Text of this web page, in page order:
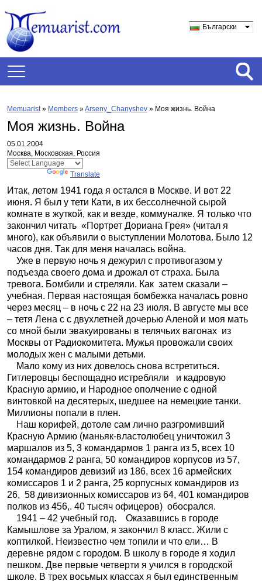
Български
Memuarist» Members »Arseny_Chanyshev » Моя жизнь. Война
Моя жизнь. Война
05.01.2004
Москва, Московская, Россия
Translate
Итак, летом 1941 года я остался в Москве. И вот 22
июня. Я был у тети Кати, в их бессолнечной сырой
комнате в жуткой, как и везде, коммуналке. Я только что
закончил читать «Портрет Дориана Грея» (читал я
много), как объявили о выступлении Молотова. Было 12
часов дня. Так для меня началась война.
Уже в первую ночь я дежурил с противогазом у
подъезда своего дома и дрожал от страха. Была
тревога. Бомбили и стреляли. Как затем сказали –
учебная. Первая настоящая бомбежка началась ровно
через месяц – в ночь с 22 на 23 июля. В августе мы все
– тетя Лена с с двухлетней дочерью Аленой и моя мать
со мной были эвакуированы в телячьих вагонах из
Москвы от Радиокомитета. Мужья провожали своих
молодых жен с малыми детьми.
Мало кому из них довелось снова встретиться.
Гитлеровцы беспощадно истребляли
и кадровую
Красную армию, и Народное ополчение с одной
винтовкой на десятерых, шедшее на немецкие танки.
Миллионы попали в плен.
Наш корифей, дотоле сам лично разгромивший
Красную Армию (маньяк-властолюбец уничтожил 3
маршалов из 5, 3 командармов 1 ранга из 5, всех 10
командармов 2 ранга, 50 командиров корпусов из 57,
154 командиров девизий из 186, всех 16 армейских
комиссаров 1 и 2 ранга, 25 корпусных командиров из
26, 58 дивизионных комиссаров из 64, 401 командиров
полков из 456,. 40 тысяч офицеров) обосрался.
1941 – 42 учебный год.
Оказавшись в городе
Камышлове за Уралом, я закончил 8 класс. Жили с
коптилкой. Неизвестно чем топили и что ели… В
деревне рядом с городом. В школу в городе я ходил
пешком. Две первые четверти я учился в городской
школе. В трех восьмых классах я был единственным